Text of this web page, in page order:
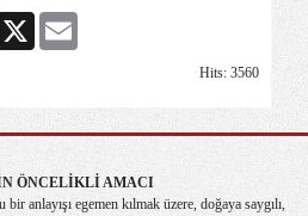
X
Hits: 3560
ÖNCELİKLİ AMACI
anlayışı egemen kılmak üzere, doğaya saygılı,